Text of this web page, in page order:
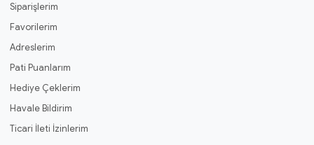
Siparişlerim
Favorilerim
Adreslerim
Pati Puanlarım
Hediye Çeklerim
Havale Bildirim
Ticari İleti İzinlerim